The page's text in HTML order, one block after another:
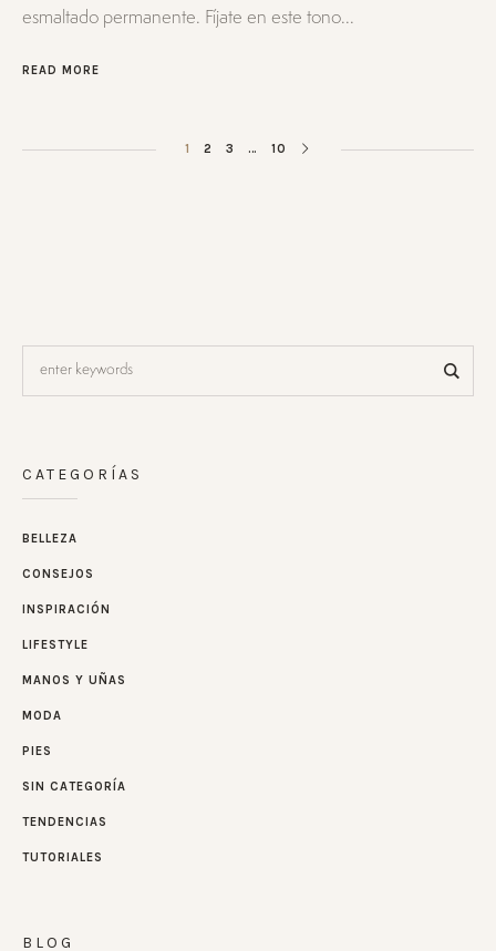
esmaltado permanente. Fíjate en este tono...
READ MORE
1 2 3 … 10
CATEGORÍAS
BELLEZA
CONSEJOS
INSPIRACIÓN
LIFESTYLE
MANOS Y UÑAS
MODA
PIES
SIN CATEGORÍA
TENDENCIAS
TUTORIALES
BLOG